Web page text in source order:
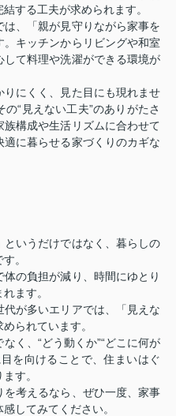
する工夫が求められます。
、「親が見守りながら家事を
キッチンからリビングや和室
て料理や洗濯ができる環境が
にくく、見た目にも現れませ
“見えない工夫”のありがたさ
構成や生活リズムに合わせて
に暮らせる家づくりのカギな
いうだけではなく、暮らしの
。
の負担が減り、時間にゆとり
ます。
が多いエリアでは、「見えな
られています。
く、“どう動くか”“どこに何が
を向けることで、住まいはぐ
す。
考えるなら、ぜひ一度、家事
してみてください。